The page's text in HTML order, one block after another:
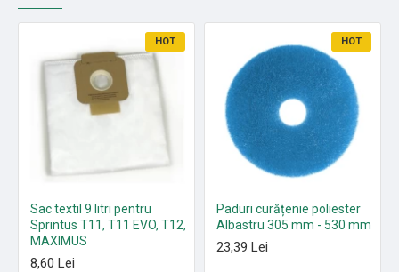
HOT
Sac textil 9 litri pentru
Sprintus T11, T11 EVO, T12,
MAXIMUS
8,60 Lei
HOT
Paduri curățenie poliester
Albastru 305 mm - 530 mm
23,39 Lei